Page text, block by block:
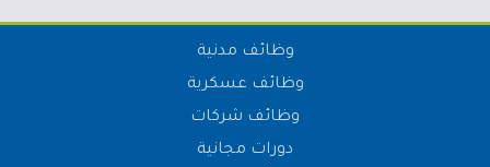
وظائف مدنية
وظائف عسكرية
وظائف شركات
دورات مجانية